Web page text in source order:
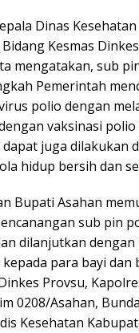
Dinas
Kesmas
mengatakan, sub
Pemerintah
polio dengan
vaksinasi
juga dilakukan
hidup bersih dan
Bupati Asahan
sub pin
dilanjutkan
para bayi dan
Provsu,
0208/Asahan,
Kesehatan